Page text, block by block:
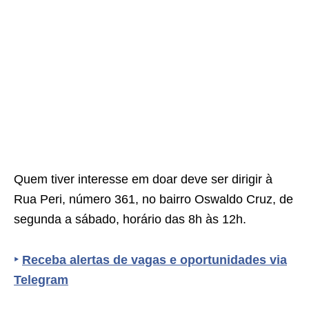
Quem tiver interesse em doar deve ser dirigir à
Rua Peri, número 361, no bairro Oswaldo Cruz, de
segunda a sábado, horário das 8h às 12h.
‣ Receba alertas de vagas e oportunidades via
Telegram